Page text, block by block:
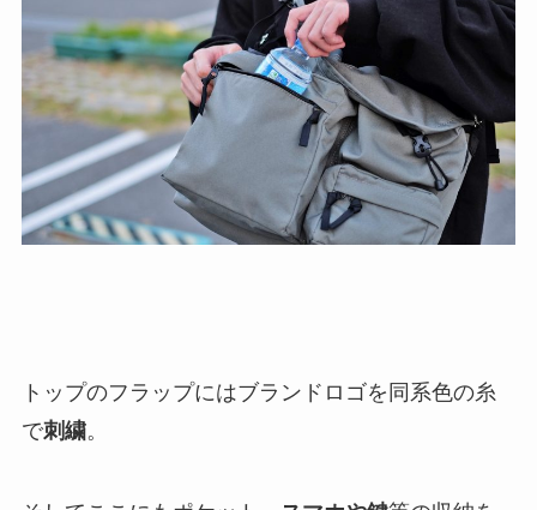
トップのフラップにはブランドロゴを同系色の糸
で刺繍。